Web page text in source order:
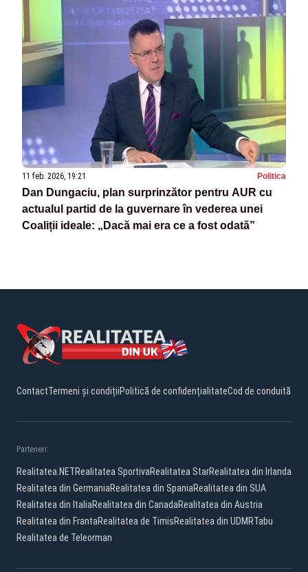
11 feb. 2026, 19:21 Politica
Dan Dungaciu, plan surprinzător pentru AUR cu
actualul partid de la guvernare în vederea unei
Coaliții ideale: „Dacă mai era ce a fost odată”
ContactTermeni și condițiiPolitică de confidențialitateCod de conduită
Parteneri:
Realitatea.NETRealitatea SportivaRealitatea StarRealitatea din Irlanda
Realitatea din GermaniaRealitatea din SpaniaRealitatea din SUA
Realitatea din ItaliaRealitatea din CanadaRealitatea din Austria
Realitatea din FrantaRealitatea de TimisRealitatea din UDMRTabu
Realitatea de Teleorman